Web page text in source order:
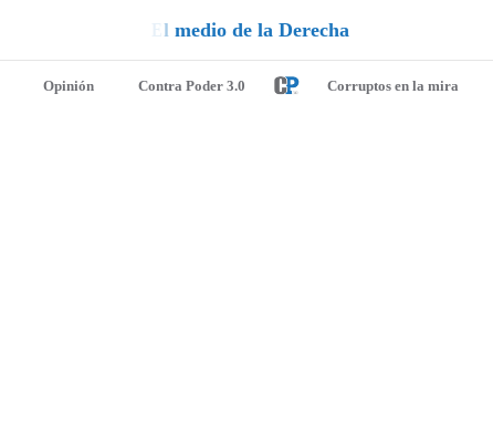
a
Opinión Contra Poder 3.0 Corruptos en la mira